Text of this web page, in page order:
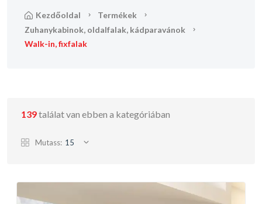
kezdőoldal
termékek
zuhanykabinok, oldalfalak, kádparavánok
walk-in, fixfalak
139találat van ebben a kategóriában
Mutass: 15